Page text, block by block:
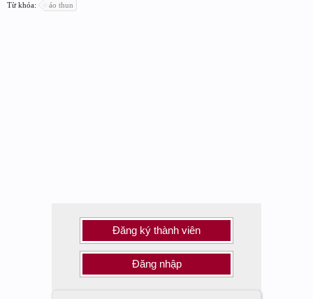
Từ khóa: áo thun
Đăng ký thành viên
Đăng nhập